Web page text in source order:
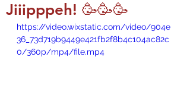
Jiiipppeh! 🥳🥳🥳
https://video.wixstatic.com/video/904e
36_73d719b9449e421fb2f8b4c104ac82c
0/360p/mp4/file.mp4